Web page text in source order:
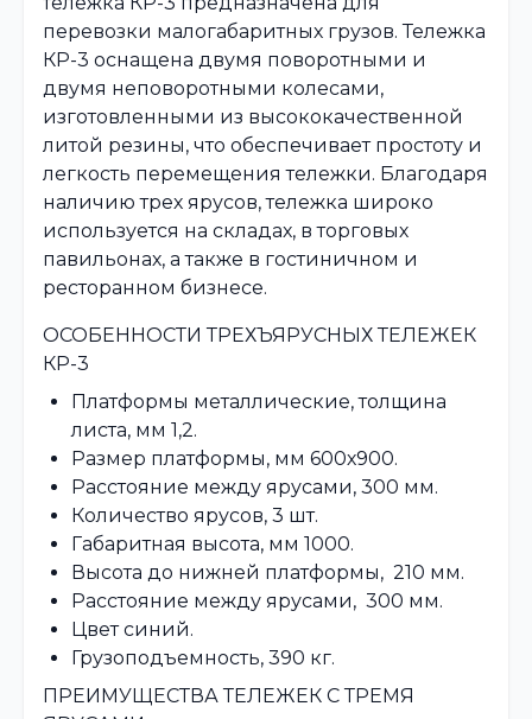
перевозки малогабаритных грузов. Тележка
КР-3 оснащена двумя поворотными и
двумя неповоротными колесами,
изготовленными из высококачественной
литой резины, что обеспечивает простоту и
легкость перемещения тележки. Благодаря
наличию трех ярусов, тележка широко
используется на складах, в торговых
павильонах, а также в гостиничном и
ресторанном бизнесе.
ОСОБЕННОСТИ ТРЕХЪЯРУСНЫХ ТЕЛЕЖЕК
КР-3
Платформы металлические, толщина
листа, мм 1,2.
Размер платформы, мм 600х900.
Расстояние между ярусами, 300 мм.
Количество ярусов, 3 шт.
Габаритная высота, мм 1000.
Высота до нижней платформы, 210 мм.
Расстояние между ярусами, 300 мм.
Цвет синий.
Грузоподъемность, 390 кг.
ПРЕИМУЩЕСТВА ТЕЛЕЖЕК С ТРЕМЯ